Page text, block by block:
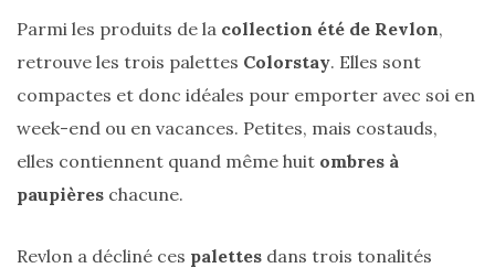
Parmi les produits de la collection été de Revlon,
retrouve les trois palettes Colorstay. Elles sont
compactes et donc idéales pour emporter avec soi en
week-end ou en vacances. Petites, mais costauds,
elles contiennent quand même huit ombres à
paupières chacune.
Revlon a décliné ces palettes dans trois tonalités